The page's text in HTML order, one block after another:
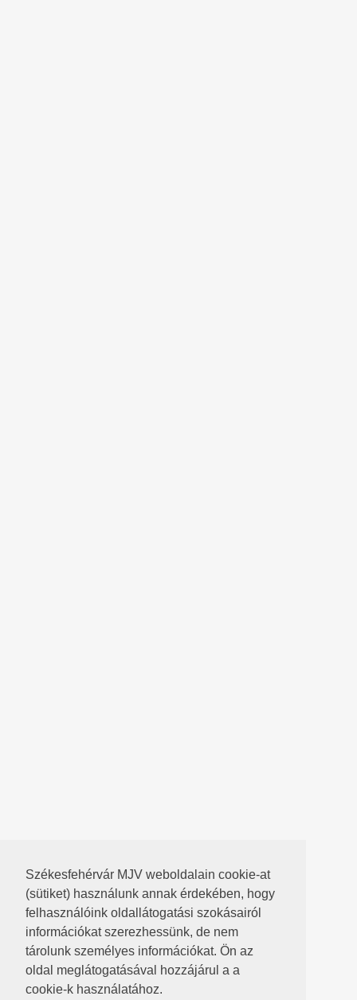
Székesfehérvár MJV weboldalain cookie-at
(sütiket) használunk annak érdekében, hogy
felhasználóink oldallátogatási szokásairól
információkat szerezhessünk, de nem
tárolunk személyes információkat. Ön az
oldal meglátogatásával hozzájárul a a
cookie-k használatához.